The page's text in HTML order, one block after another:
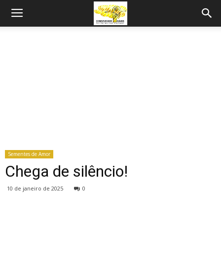
Sementes de Amor
Chega de silêncio!
10 de janeiro de 2025 0